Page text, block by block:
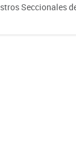
Seccionales